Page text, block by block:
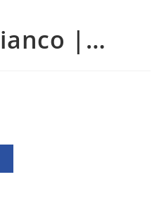
|…